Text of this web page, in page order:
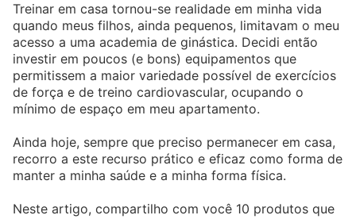
Treinar em casa tornou-se realidade em minha vida
quando meus filhos, ainda pequenos, limitavam o meu
acesso a uma academia de ginástica. Decidi então
investir em poucos (e bons) equipamentos que
permitissem a maior variedade possível de exercícios
de força e de treino cardiovascular, ocupando o
mínimo de espaço em meu apartamento.
Ainda hoje, sempre que preciso permanecer em casa,
recorro a este recurso prático e eficaz como forma de
manter a minha saúde e a minha forma física.
Neste artigo, compartilho com você 10 produtos que